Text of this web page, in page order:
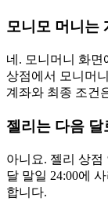
모니모 머니는
네. 모니머니 화면
상점에서 모니머
계좌와 최종 조건
젤리는 다음
아니요. 젤리 상
달 말일 24:00에
합니다.